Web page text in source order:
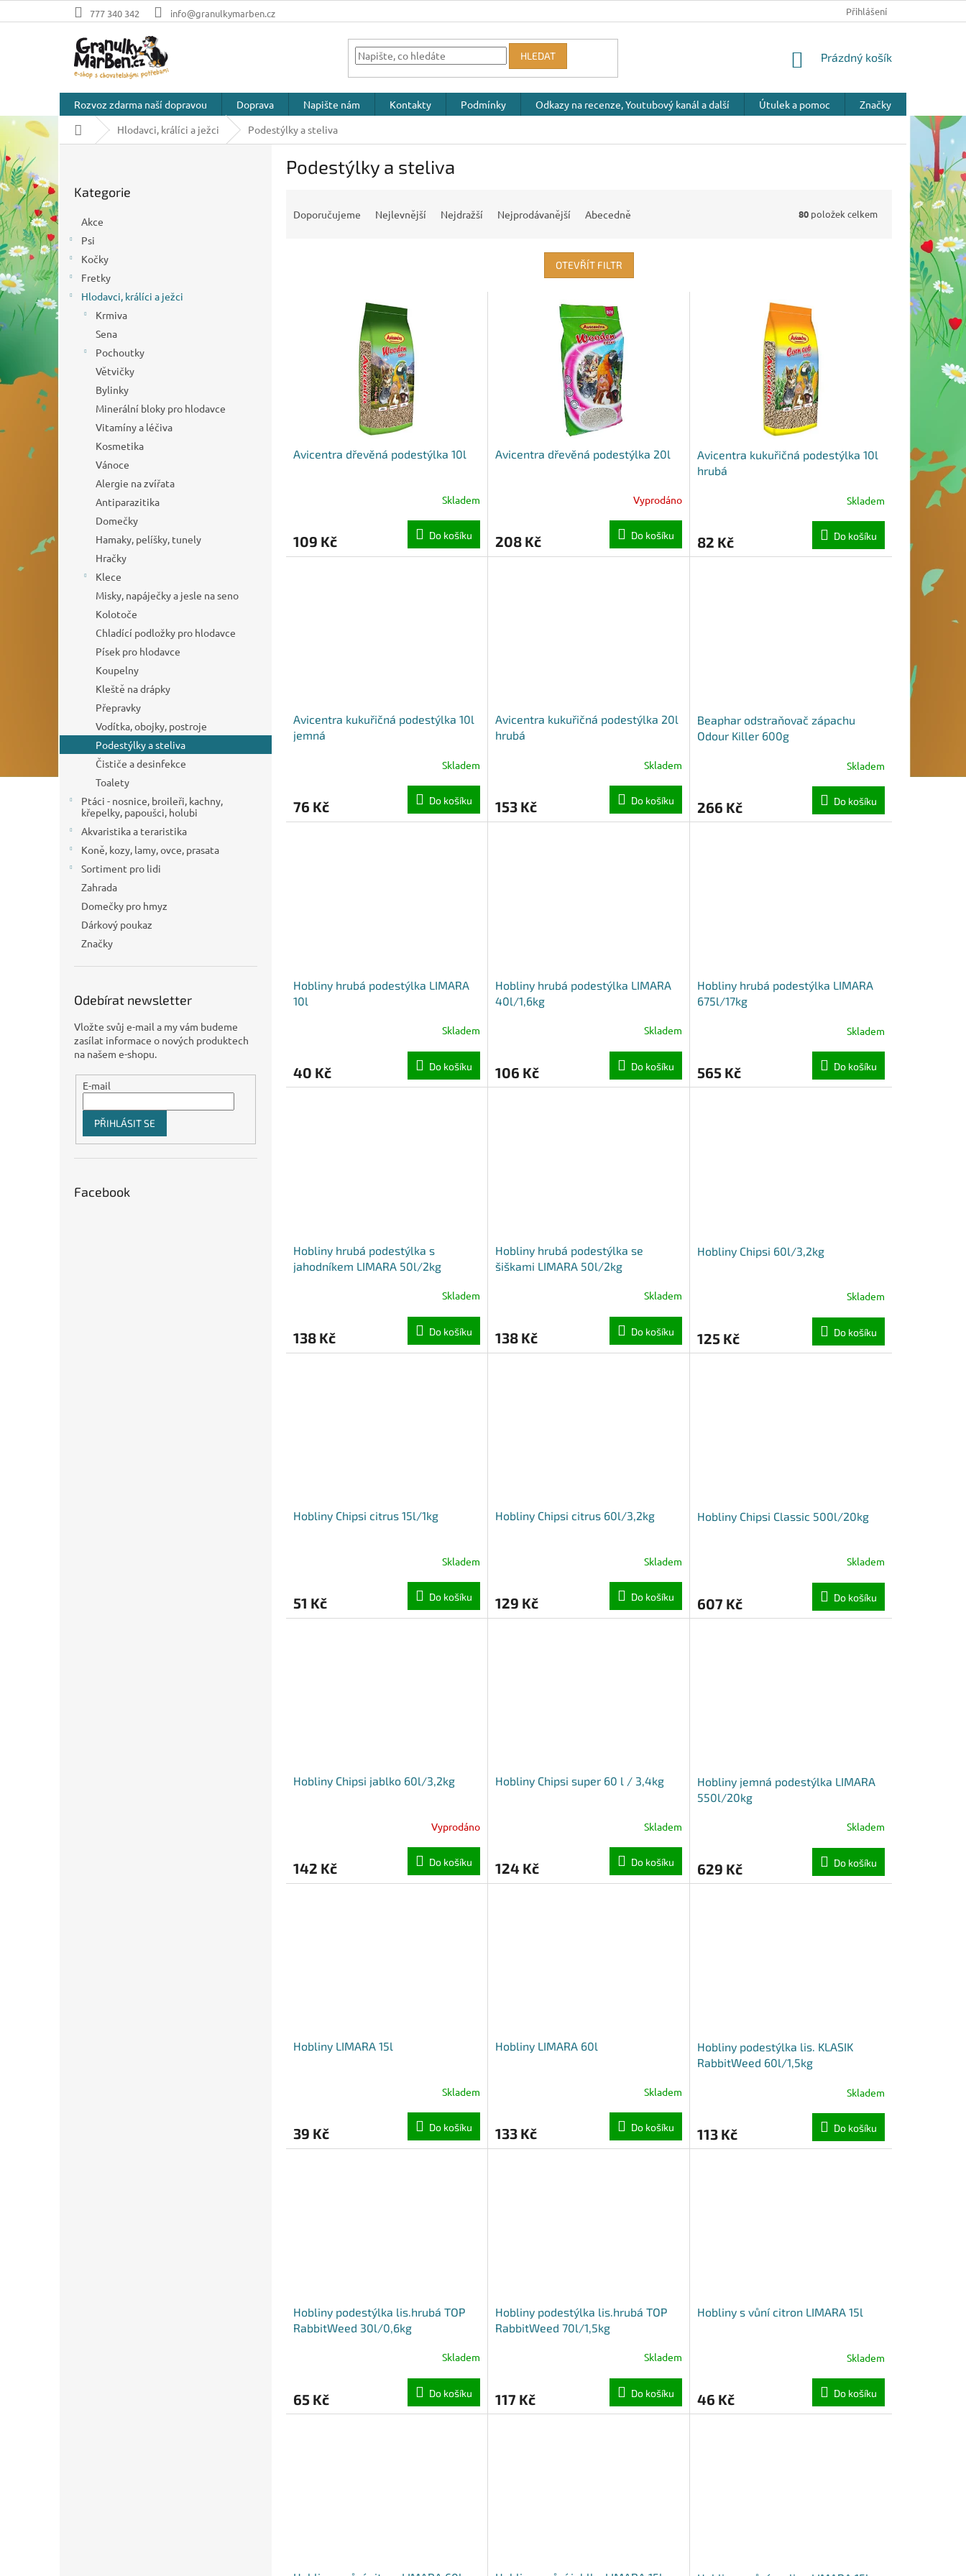
na
777 340 342 info@granulkymarben.cz Přihlášení
HLEDAT
NÁKUPNÍ
Prázdný košík
Rozvoz zdarma naší dopravou Doprava Napište nám Kontakty Podmínky Odkazy na recenze, Youtubový kanál a další Útulek a pomoc
Značky
Domů
Hlodavci, králíci a ježci Podestýlky a steliva
kategorie
Kategorie
Akce
Psi
Kočky
Fretky
Hlodavci, králíci a ježci
Krmiva
Sena
Pochoutky
Větvičky
Bylinky
Minerální bloky pro hlodavce
Vitamíny a léčiva
Kosmetika
Vánoce
Alergie na zvířata
Antiparazitika
Domečky
Hamaky, pelíšky, tunely
Hračky
Klece
Misky, napáječky a jesle na seno
Kolotoče
Chladící podložky pro hlodavce
Písek pro hlodavce
Koupelny
Kleště na drápky
Přepravky
Vodítka, obojky, postroje
Podestýlky a steliva
Čističe a desinfekce
Toalety
Ptáci - nosnice, broileři, kachny,
křepelky, papoušci, holubi
Akvaristika a teraristika
Koně, kozy, lamy, ovce, prasata
Sortiment pro lidi
Zahrada
Domečky pro hmyz
Dárkový poukaz
Značky
Odebírat newsletter
Vložte svůj e-mail a my vám budeme
zasílat informace o nových produktech
na našem e-shopu.
E-mail
PŘIHLÁSIT SE
Facebook
Podestýlky a steliva
Doporučujeme Nejlevnější Nejdražší Nejprodávanější Abecedně 80 položek celkem
OTEVŘÍT FILTR
Avicentra dřevěná podestýlka 10l
Skladem
109 Kč Do košíku
Avicentra dřevěná podestýlka 20l
Vyprodáno
208 Kč Do košíku
Avicentra kukuřičná podestýlka 10l
hrubá
Skladem
82 Kč Do košíku
Avicentra kukuřičná podestýlka 10l
jemná
Skladem
76 Kč Do košíku
Avicentra kukuřičná podestýlka 20l
hrubá
Skladem
153 Kč Do košíku
Beaphar odstraňovač zápachu
Odour Killer 600g
Skladem
266 Kč Do košíku
Hobliny hrubá podestýlka LIMARA
10l
Skladem
40 Kč Do košíku
Hobliny hrubá podestýlka LIMARA
40l/1,6kg
Skladem
106 Kč Do košíku
Hobliny hrubá podestýlka LIMARA
675l/17kg
Skladem
565 Kč Do košíku
Hobliny hrubá podestýlka s
jahodníkem LIMARA 50l/2kg
Skladem
138 Kč Do košíku
Hobliny hrubá podestýlka se
šiškami LIMARA 50l/2kg
Skladem
138 Kč Do košíku
Hobliny Chipsi 60l/3,2kg
Skladem
125 Kč Do košíku
Hobliny Chipsi citrus 15l/1kg
Skladem
51 Kč Do košíku
Hobliny Chipsi citrus 60l/3,2kg
Skladem
129 Kč Do košíku
Hobliny Chipsi Classic 500l/20kg
Skladem
607 Kč Do košíku
Hobliny Chipsi jablko 60l/3,2kg
Vyprodáno
142 Kč Do košíku
Hobliny Chipsi super 60 l / 3,4kg
Skladem
124 Kč Do košíku
Hobliny jemná podestýlka LIMARA
550l/20kg
Skladem
629 Kč Do košíku
Hobliny LIMARA 15l
Skladem
39 Kč Do košíku
Hobliny LIMARA 60l
Skladem
133 Kč Do košíku
Hobliny podestýlka lis. KLASIK
RabbitWeed 60l/1,5kg
Skladem
113 Kč Do košíku
Hobliny podestýlka lis.hrubá TOP
RabbitWeed 30l/0,6kg
Skladem
65 Kč Do košíku
Hobliny podestýlka lis.hrubá TOP
RabbitWeed 70l/1,5kg
Skladem
117 Kč Do košíku
Hobliny s vůní citron LIMARA 15l
Skladem
46 Kč Do košíku